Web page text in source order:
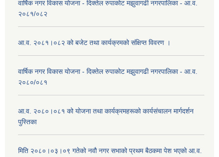
वार्षिक नगर विकास योजना - दिक्तेल रुपाकोट मझुवागढी नगरपालिका - आ.व.
२०८१/०८२
आ.व. २०८१।०८२ को बजेट तथा कार्यक्रमको संक्षिप्त विवरण ।
वार्षिक नगर विकास योजना - दिक्तेल रुपाकोट मझुवागढी नगरपालिका - आ.व.
२०८०/०८१
आ.व. २०८०।०८१ को योजना तथा कार्यक्रमहरूको कार्यसंचालन मार्गदर्शन
पुस्तिका
मिति २०८०।०३।०९ गतेको नवौ नगर सभाको प्रथम बैठकमा पेश भएको आ.व.